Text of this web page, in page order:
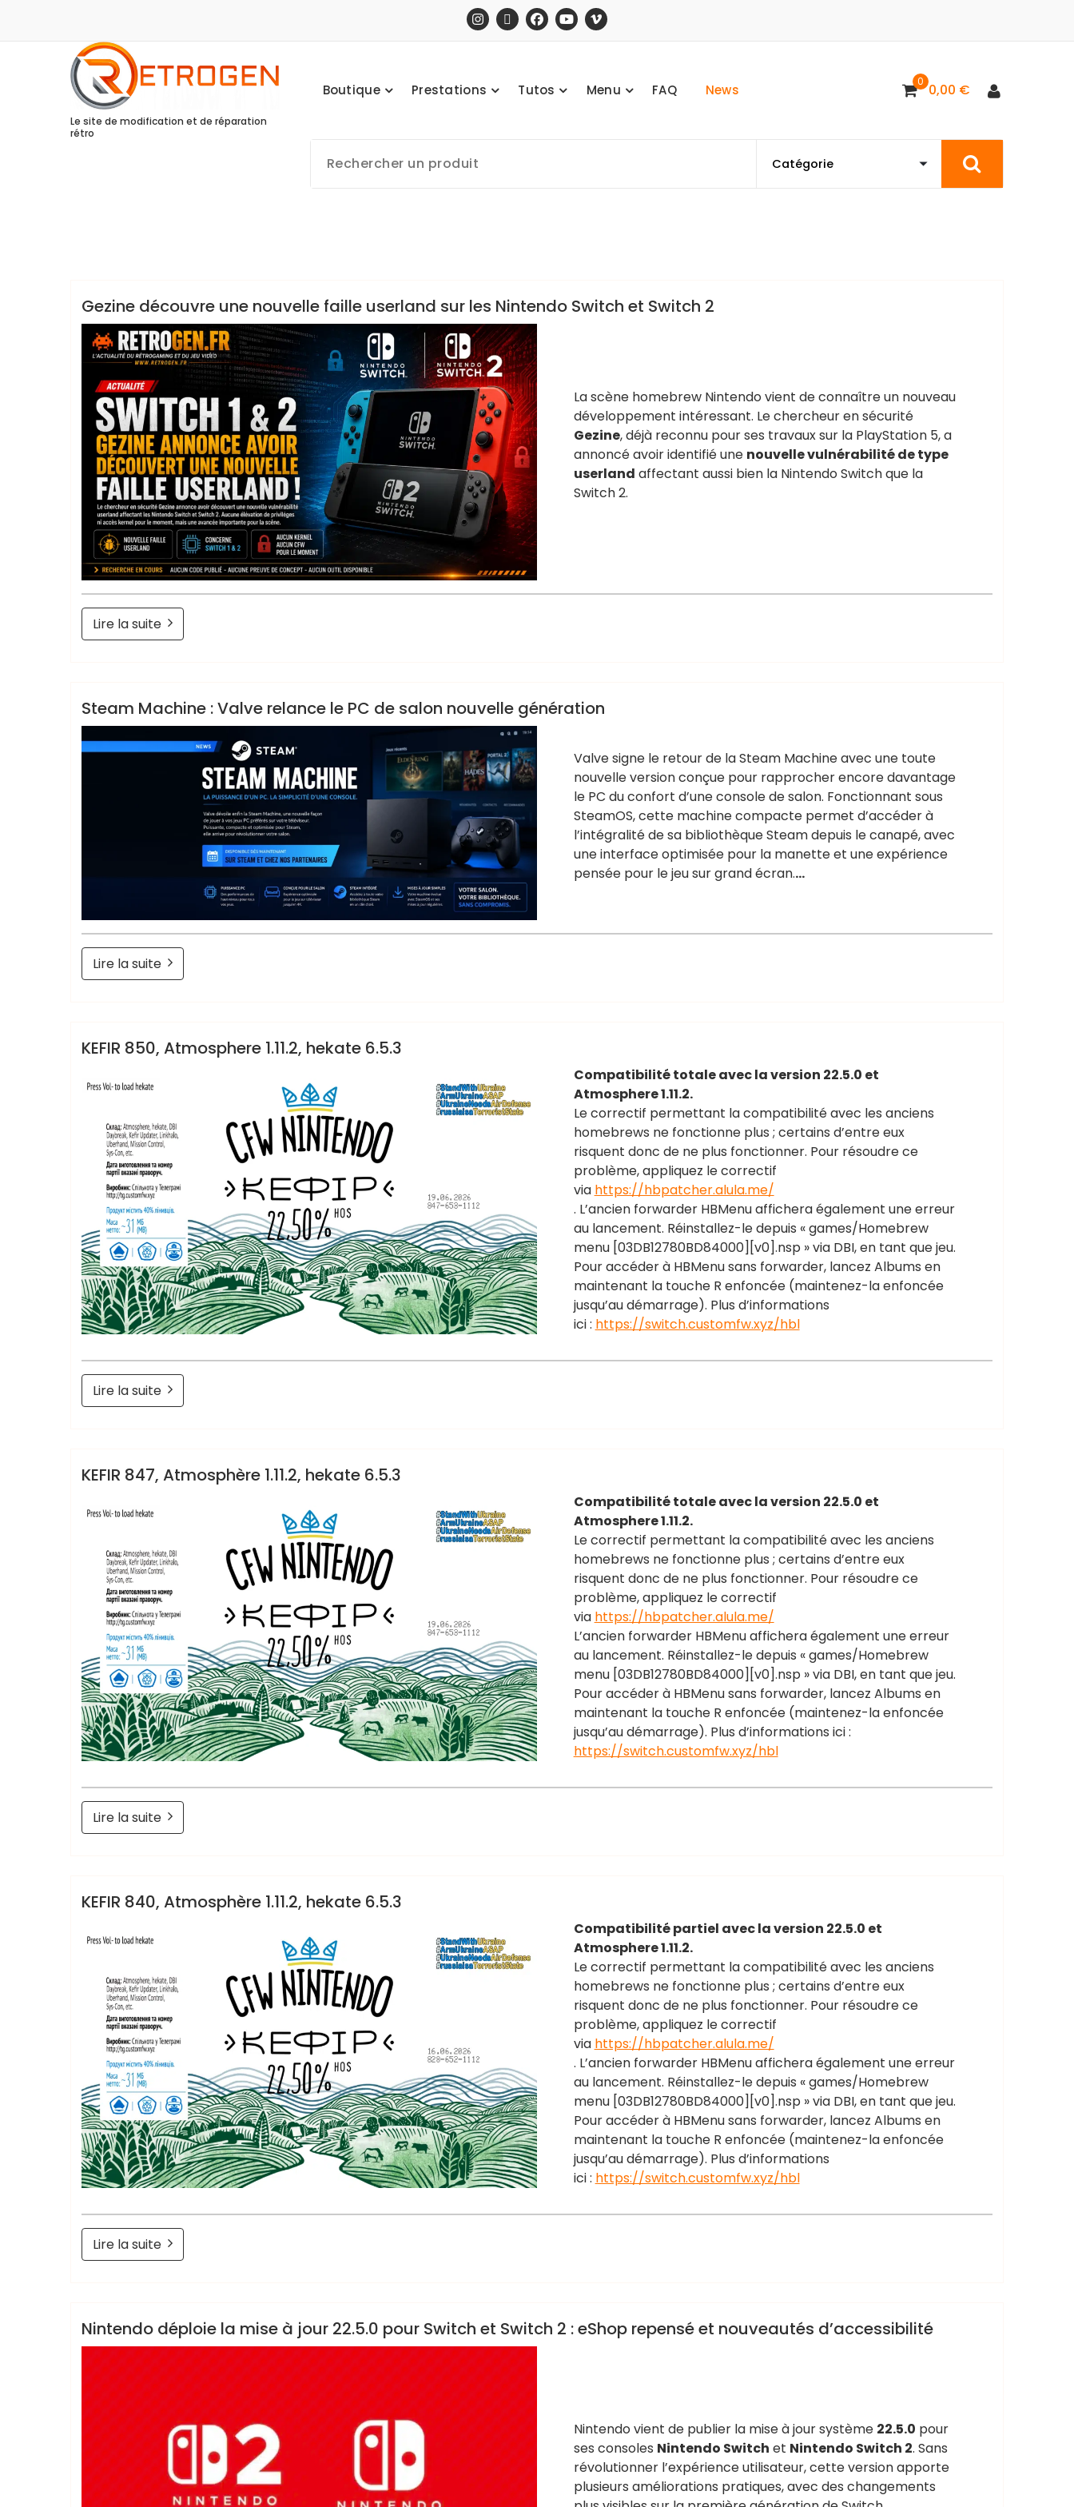
Le site de modification et de réparation
rétro
Boutique Prestations Tutos Menu FAQ News 0 0,00 €
Non classé
Gezine découvre une nouvelle faille userland sur les Nintendo Switch et Switch 2
La scène homebrew Nintendo vient de connaître un nouveau
développement intéressant. Le chercheur en sécurité
Gezine, déjà reconnu pour ses travaux sur la PlayStation 5, a
annoncé avoir identifié une nouvelle vulnérabilité de type
userland affectant aussi bien la Nintendo Switch que la
Switch 2.
Lire la suite
Non classé
Steam Machine : Valve relance le PC de salon nouvelle génération
Valve signe le retour de la Steam Machine avec une toute
nouvelle version conçue pour rapprocher encore davantage
le PC du confort d’une console de salon. Fonctionnant sous
SteamOS, cette machine compacte permet d’accéder à
l’intégralité de sa bibliothèque Steam depuis le canapé, avec
une interface optimisée pour la manette et une expérience
pensée pour le jeu sur grand écran.…
Lire la suite
News
KEFIR 850, Atmosphere 1.11.2, hekate 6.5.3
Compatibilité totale avec la version 22.5.0 et
Atmosphere 1.11.2.
Le correctif permettant la compatibilité avec les anciens
homebrews ne fonctionne plus ; certains d’entre eux
risquent donc de ne plus fonctionner. Pour résoudre ce
problème, appliquez le correctif
via https://hbpatcher.alula.me/
. L’ancien forwarder HBMenu affichera également une erreur
au lancement. Réinstallez-le depuis « games/Homebrew
menu [03DB12780BD84000][v0].nsp » via DBI, en tant que jeu.
Pour accéder à HBMenu sans forwarder, lancez Albums en
maintenant la touche R enfoncée (maintenez-la enfoncée
jusqu’au démarrage). Plus d’informations
ici : https://switch.customfw.xyz/hbl
Lire la suite
News
KEFIR 847, Atmosphère 1.11.2, hekate 6.5.3
Compatibilité totale avec la version 22.5.0 et
Atmosphere 1.11.2.
Le correctif permettant la compatibilité avec les anciens
homebrews ne fonctionne plus ; certains d’entre eux
risquent donc de ne plus fonctionner. Pour résoudre ce
problème, appliquez le correctif
via https://hbpatcher.alula.me/
L’ancien forwarder HBMenu affichera également une erreur
au lancement. Réinstallez-le depuis « games/Homebrew
menu [03DB12780BD84000][v0].nsp » via DBI, en tant que jeu.
Pour accéder à HBMenu sans forwarder, lancez Albums en
maintenant la touche R enfoncée (maintenez-la enfoncée
jusqu’au démarrage). Plus d’informations ici :
https://switch.customfw.xyz/hbl
Lire la suite
News
KEFIR 840, Atmosphère 1.11.2, hekate 6.5.3
Compatibilité partiel avec la version 22.5.0 et
Atmosphere 1.11.2.
Le correctif permettant la compatibilité avec les anciens
homebrews ne fonctionne plus ; certains d’entre eux
risquent donc de ne plus fonctionner. Pour résoudre ce
problème, appliquez le correctif
via https://hbpatcher.alula.me/
. L’ancien forwarder HBMenu affichera également une erreur
au lancement. Réinstallez-le depuis « games/Homebrew
menu [03DB12780BD84000][v0].nsp » via DBI, en tant que jeu.
Pour accéder à HBMenu sans forwarder, lancez Albums en
maintenant la touche R enfoncée (maintenez-la enfoncée
jusqu’au démarrage). Plus d’informations
ici : https://switch.customfw.xyz/hbl
Lire la suite
News
Nintendo déploie la mise à jour 22.5.0 pour Switch et Switch 2 : eShop repensé et nouveautés d’accessibilité
Nintendo vient de publier la mise à jour système 22.5.0 pour
ses consoles Nintendo Switch et Nintendo Switch 2. Sans
révolutionner l’expérience utilisateur, cette version apporte
plusieurs améliorations pratiques, avec des changements